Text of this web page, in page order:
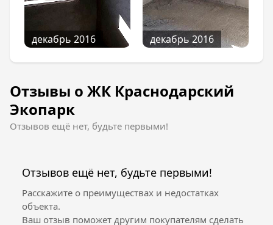
декабрь 2016 декабрь 2016
Отзывы о ЖК Краснодарский
Экопарк
Отзывов ещё нет, будьте первыми!
Отзывов ещё нет, будьте первыми!
Расскажите о преимуществах и недостатках
объекта.
Ваш отзыв поможет другим покупателям сделать